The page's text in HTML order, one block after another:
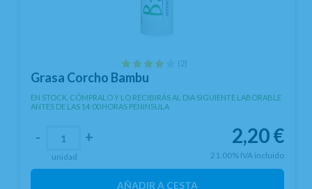
(2)
Grasa Corcho Bambu
EN STOCK. CÓMPRALO Y LO RECIBIRÁS AL DIA SIGUIENTE LABORABLE
ANTES DE LAS 14:00 HORAS PENINSULA
2,20€
21.00% IVA incluido
- +
unidad
AÑADIR A CESTA